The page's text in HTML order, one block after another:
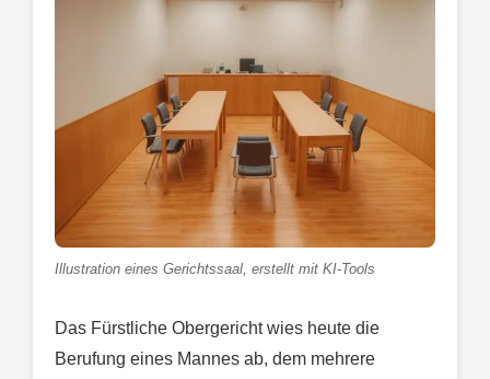
Illustration eines Gerichtssaal, erstellt mit KI-Tools
Das Fürstliche Obergericht wies heute die
Berufung eines Mannes ab, dem mehrere